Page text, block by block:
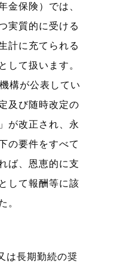
金保険）では、
実質的に受ける
計に充てられる
して扱います。
構が公表してい
及び随時改定の
が改正され、永
の要件をすべて
ば、恩恵的に支
して報酬等に該
。
は長期勤続の奨